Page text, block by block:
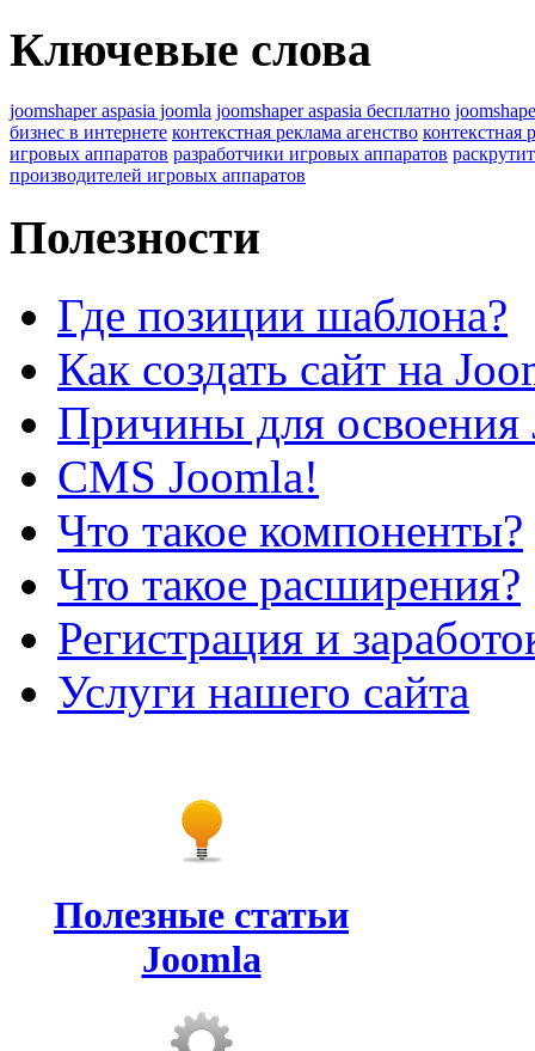
Ключевые слова
joomshaper aspasia joomla joomshaper aspasia бесплатно
бизнес в интернете контекстная реклама агенство контекстная
игровых аппаратов разработчики игровых аппаратов
производителей игровых аппаратов
Полезности
Где позиции шаблона?
Как создать сайт на
Причины для освоения
CMS Joomla!
Что такое компоненты?
Что такое расширения?
Регистрация и
Услуги нашего сайта
Полезные статьи
Joomla